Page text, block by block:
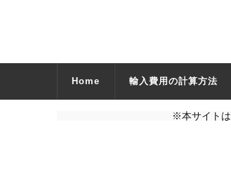
Home 輸入費用の計算方法
※本サイトは